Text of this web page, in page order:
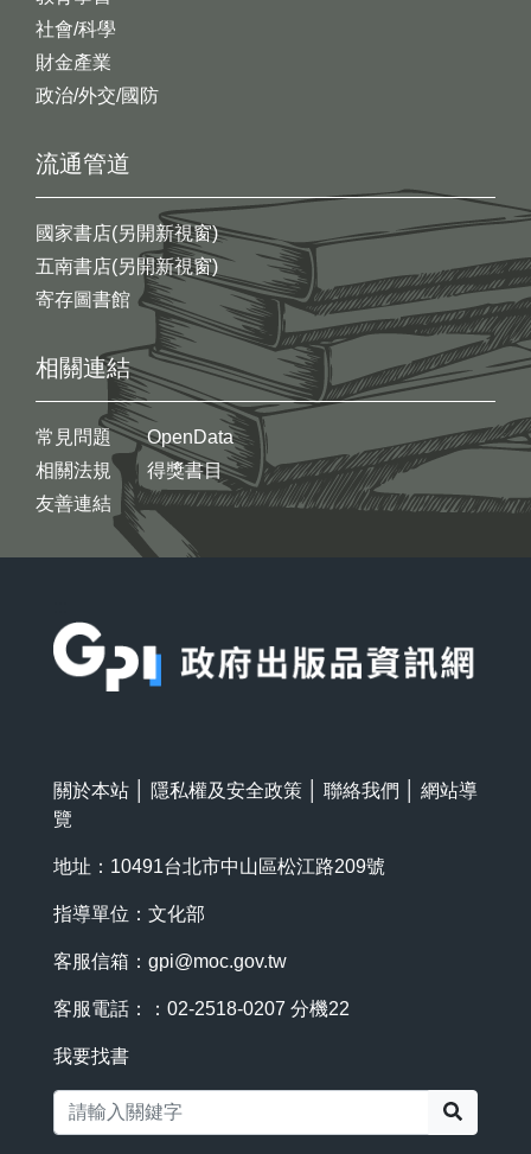
社會/科學
財金產業
政治/外交/國防
流通管道
國家書店(另開新視窗)
五南書店(另開新視窗)
寄存圖書館
相關連結
常見問題
相關法規
友善連結
OpenData
得獎書目
關於本站 隱私權及安全政策 聯絡我們
網站導
覽
地址：10491台北市中山區松江路209號
指導單位：文化部
客服信箱： gpi@moc.gov.tw
客服電話：：02-2518-0207 分機22
我要找書